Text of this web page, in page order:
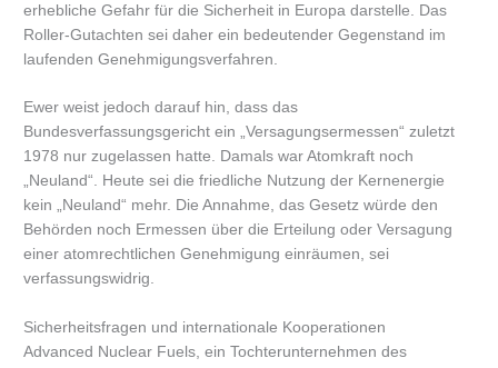
erhebliche Gefahr für die Sicherheit in Europa darstelle. Das
Roller-Gutachten sei daher ein bedeutender Gegenstand im
laufenden Genehmigungsverfahren.
Ewer weist jedoch darauf hin, dass das
Bundesverfassungsgericht ein „Versagungsermessen“ zuletzt
1978 nur zugelassen hatte. Damals war Atomkraft noch
„Neuland“. Heute sei die friedliche Nutzung der Kernenergie
kein „Neuland“ mehr. Die Annahme, das Gesetz würde den
Behörden noch Ermessen über die Erteilung oder Versagung
einer atomrechtlichen Genehmigung einräumen, sei
verfassungswidrig.
Sicherheitsfragen und internationale Kooperationen
Advanced Nuclear Fuels, ein Tochterunternehmen des